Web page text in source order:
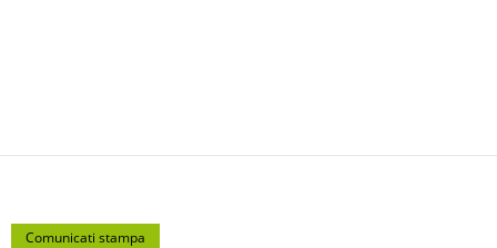
Comunicati stampa